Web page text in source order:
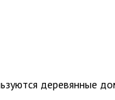
деревянные